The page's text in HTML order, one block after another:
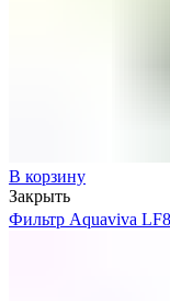
В корзину
Закрыть
Фильтр Aquaviva